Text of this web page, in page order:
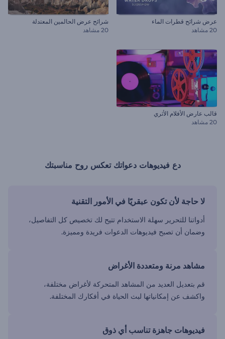
عرض شرائح قطرات الماء
20 مشاهد
شرائح عرض الحالمين المعتدلة
20 مشاهد
قالب عارض الأفلام الأثري
20 مشاهد
دع فيديوهات دعواتك تعكس روح مناسبتك
لا حاجة لأن تكون عبقريًا في الأمور التقنية
أدواتنا للتحرير سهلة الاستخدام تتيح لك تخصيص كل التفاصيل،
وضمان أن تصبح فيديوهات الدعوات فريدة ومميزة.
مشاهد مرنة ومتعددة الأغراض
قم بتعديل العديد من المشاهد المتحركة لأغراض مختلفة،
واكشف عن إمكانياتها لبث الحياة في أفكارك المختلفة.
فيديوهات جاهزة تناسب أي ذوق